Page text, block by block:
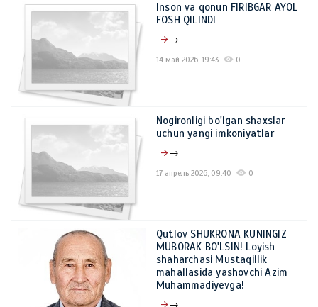
Inson va qonun FIRIBGAR AYOL
FOSH QILINDI
→
14 май 2026, 19:43 0
Nogironligi bo'lgan shaxslar
uchun yangi imkoniyatlar
→
17 апрель 2026, 09:40 0
Qutlov SHUKRONA KUNINGIZ
MUBORAK BO'LSIN! Loyish
shaharchasi Mustaqillik
mahallasida yashovchi Azim
Muhammadiyevga!
→